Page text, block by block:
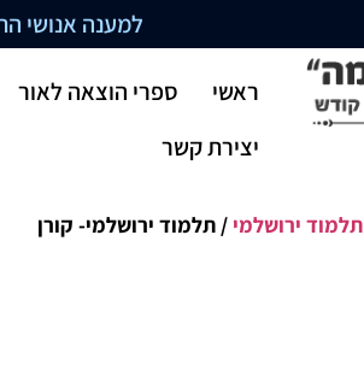
למענה אנושי התקשרו
ראשי
ספרי הוצאה לאור
יצירת קשר
תלמוד ירושלמי / תלמוד ירושלמי- קורן